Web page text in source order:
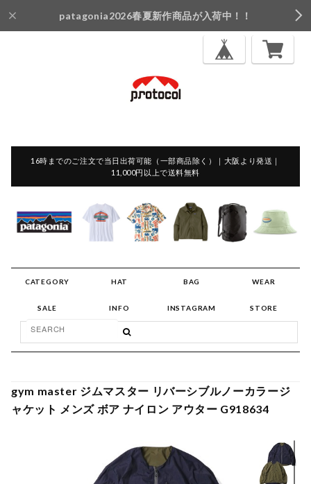
patagonia2026春夏新作商品が入荷中！！
16時までのご注文で当日出荷可能（一部商品除く）｜大阪より発送｜
11,000円以上で送料無料
CATEGORY HAT BAG WEAR
SALE INFO INSTAGRAM STORE
gym master ジムマスター リバーシブルノーカラージ
ャケット メンズ ボア ナイロン アウター G918634